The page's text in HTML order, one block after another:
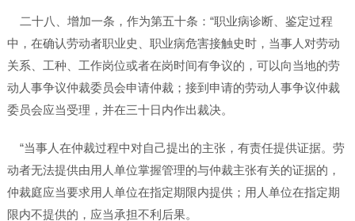
二十八、增加一条，作为第五十条：“职业病诊断、鉴定过程
中，在确认劳动者职业史、职业病危害接触史时，当事人对劳动
关系、工种、工作岗位或者在岗时间有争议的，可以向当地的劳
动人事争议仲裁委员会申请仲裁；接到申请的劳动人事争议仲裁
委员会应当受理，并在三十日内作出裁决。
“当事人在仲裁过程中对自己提出的主张，有责任提供证据。劳
动者无法提供由用人单位掌握管理的与仲裁主张有关的证据的，
仲裁庭应当要求用人单位在指定期限内提供；用人单位在指定期
限内不提供的，应当承担不利后果。